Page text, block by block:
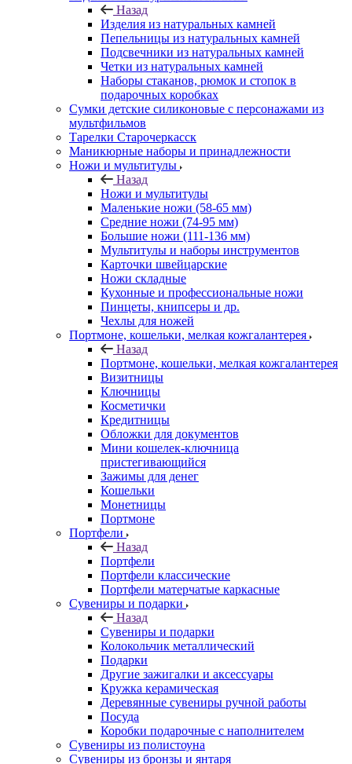
Назад
Изделия из натуральных камней
Пепельницы из натуральных камней
Подсвечники из натуральных камней
Четки из натуральных камней
Наборы стаканов, рюмок и стопок в
подарочных коробках
Сумки детские силиконовые с персонажами из
мультфильмов
Тарелки Старочеркасск
Маникюрные наборы и принадлежности
Ножи и мультитулы
Назад
Ножи и мультитулы
Маленькие ножи (58-65 мм)
Средние ножи (74-95 мм)
Большие ножи (111-136 мм)
Мультитулы и наборы инструментов
Карточки швейцарские
Ножи складные
Кухонные и профессиональные ножи
Пинцеты, книпсеры и др.
Чехлы для ножей
Портмоне, кошельки, мелкая кожгалантерея
Назад
Портмоне, кошельки, мелкая кожгалантерея
Визитницы
Ключницы
Косметички
Кредитницы
Обложки для документов
Мини кошелек-ключница
пристегивающийся
Зажимы для денег
Кошельки
Монетницы
Портмоне
Портфели
Назад
Портфели
Портфели классические
Портфели матерчатые каркасные
Сувениры и подарки
Назад
Сувениры и подарки
Колокольчик металлический
Подарки
Другие зажигалки и аксессуары
Кружка керамическая
Деревянные сувениры ручной работы
Посуда
Коробки подарочные с наполнителем
Сувениры из полистоуна
Сувениры из бронзы и янтаря